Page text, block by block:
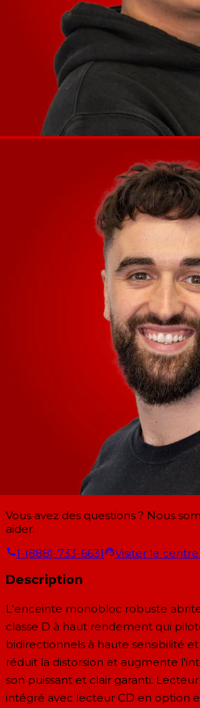
Vous avez des questions ? Nous
aider.
1-(888)-733-6631
Visiter le
Description
L'enceinte monobloc robuste
classe D à haut rendement qui
bidirectionnels à haute sensibilité
réduit la distorsion et augmente
son puissant et clair garanti.
intégré avec lecteur CD en option